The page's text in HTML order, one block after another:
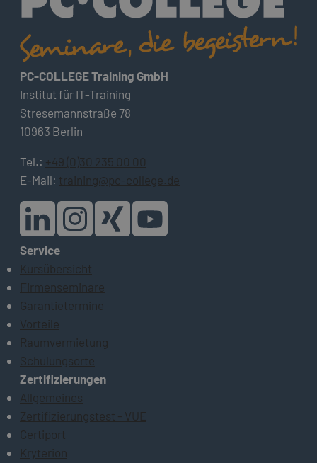
PC-COLLEGE Training GmbH
Institut für IT-Training
Stresemannstraße 78
10963 Berlin
Tel.: +49 (0)30 235 00 00
E-Mail: training@pc-college.de
Service
Kursübersicht
Firmenseminare
Garantietermine
Vorteile
Raumvermietung
Schulungsorte
Zertifizierungen
Allgemeines
Zertifizierungstest - VUE
Certiport
Kryterion